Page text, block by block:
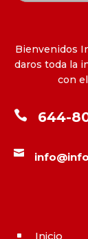
Bienvenidos
daros toda la
con
 644-

^ Inicio